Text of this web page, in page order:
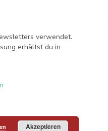
verwendet.
erhältst du in
Akzeptieren